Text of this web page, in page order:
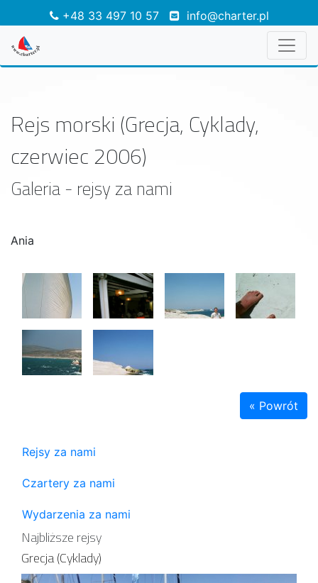
+48 33 497 10 57 info@charter.pl
Rejs morski (Grecja, Cyklady,
czerwiec 2006)
Galeria - rejsy za nami
Ania
« Powrót
Rejsy za nami
Czartery za nami
Wydarzenia za nami
Najbliższe rejsy
Grecja (Cyklady)